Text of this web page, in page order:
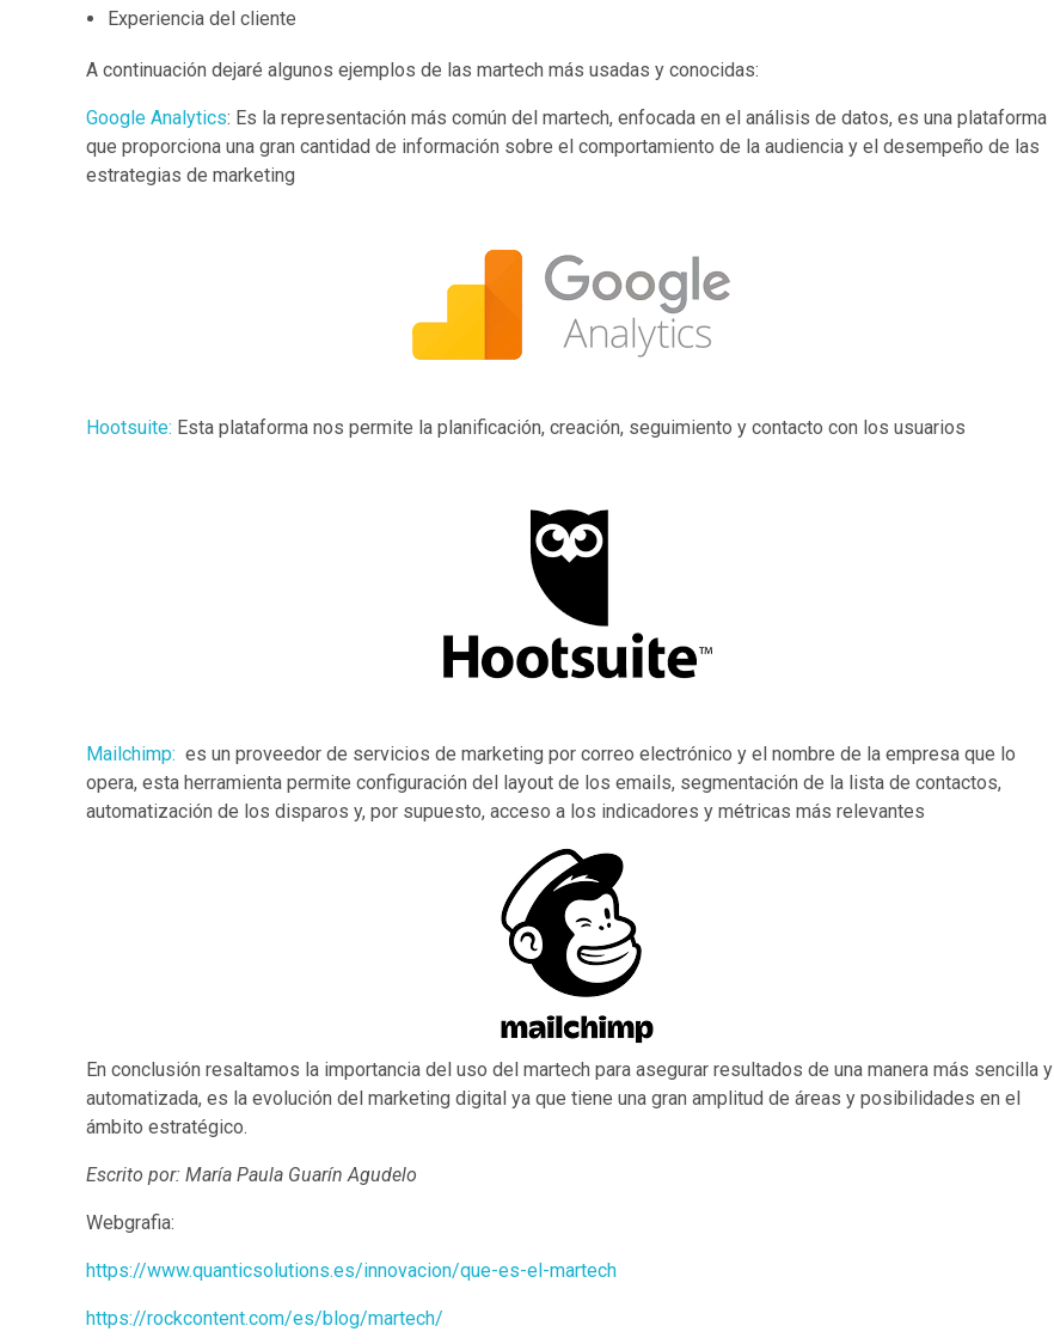
Experiencia del cliente
A continuación dejaré algunos ejemplos de las martech más usadas y conocidas:
Google Analytics: Es la representación más común del martech, enfocada en el análisis de datos, es una plataforma
que proporciona una gran cantidad de información sobre el comportamiento de la audiencia y el desempeño de las
estrategias de marketing
Hootsuite: Esta plataforma nos permite la planificación, creación, seguimiento y contacto con los usuarios
Mailchimp: es un proveedor de servicios de marketing por correo electrónico y el nombre de la empresa que lo
opera, esta herramienta permite configuración del layout de los emails, segmentación de la lista de contactos,
automatización de los disparos y, por supuesto, acceso a los indicadores y métricas más relevantes
En conclusión resaltamos la importancia del uso del martech para asegurar resultados de una manera más sencilla y
automatizada, es la evolución del marketing digital ya que tiene una gran amplitud de áreas y posibilidades en el
ámbito estratégico.
Escrito por: María Paula Guarín Agudelo
Webgrafia:
https://www.quanticsolutions.es/innovacion/que-es-el-martech
https://rockcontent.com/es/blog/martech/